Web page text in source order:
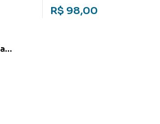
Cristologia
R$ 98,00